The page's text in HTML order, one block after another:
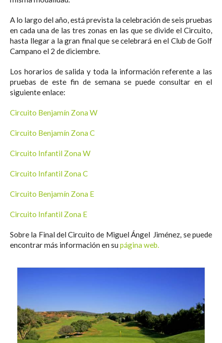
A lo largo del año, está prevista la celebración de seis pruebas
en cada una de las tres zonas en las que se divide el Circuito,
hasta llegar a la gran final que se celebrará en el Club de Golf
Campano el 2 de diciembre.
Los horarios de salida y toda la información referente a las
pruebas de este fin de semana se puede consultar en el
siguiente enlace:
Circuito Benjamín Zona W
Circuito Benjamín Zona C
Circuito Infantil Zona W
Circuito Infantil Zona C
Circuito Benjamín Zona E
Circuito Infantil Zona E
Sobre la Final del Circuito de Miguel Ángel Jiménez, se puede
encontrar más información en supágina web.